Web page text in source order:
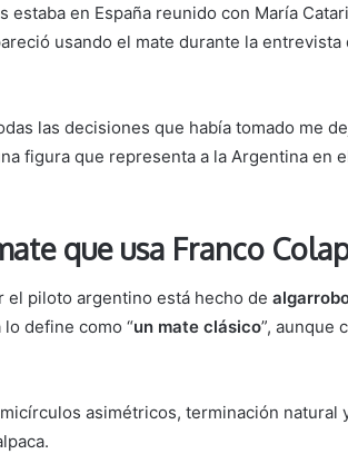
estaba en España reunido con María
usando el mate durante la
las decisiones que había tomado me
figura que representa a la Argentina en
que usa Franco
el piloto argentino está hecho de
define como “un mate clásico”, aunque
asimétricos, terminación natural